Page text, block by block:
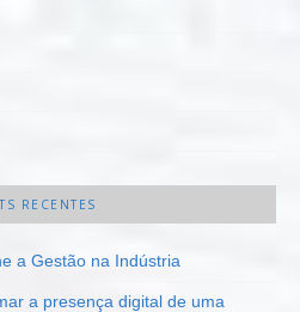
RECENTES
a Gestão na Indústria
a presença digital de uma